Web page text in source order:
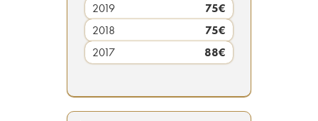
2019
75€
2018
75€
2017
88€